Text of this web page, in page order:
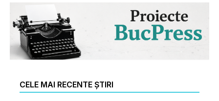
CELE MAI RECENTE ȘTIRI